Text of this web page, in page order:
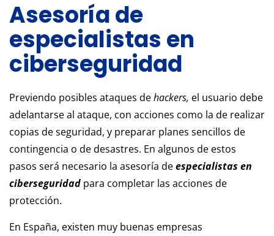
Asesoría de
especialistas en
ciberseguridad
Previendo posibles ataques dehackers, el usuario debe
adelantarse al ataque, con acciones como la de realizar
copias de seguridad, y preparar planes sencillos de
contingencia o de desastres. En algunos de estos
pasos será necesario la asesoría deespecialistas en
ciberseguridad para completar las acciones de
protección.
En España, existen muy buenas empresas